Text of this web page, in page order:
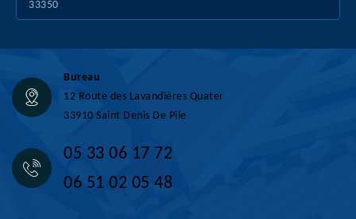
33350
Bureau
12 Route des Lavandières Quater
33910 Saint Denis De Pile
05 33 06 17 72
06 51 02 05 48